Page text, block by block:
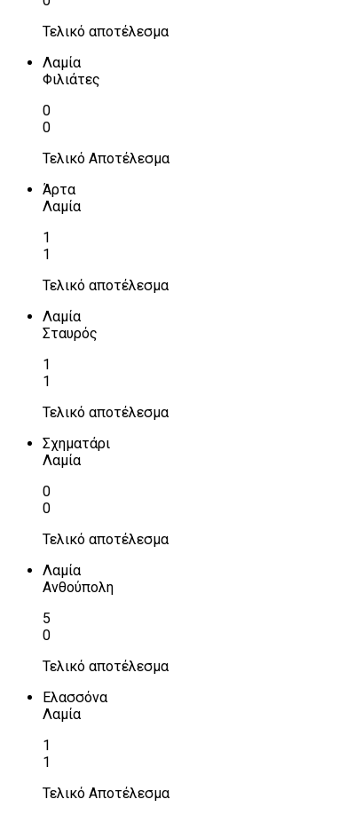
Τελικό αποτέλεσμα
Λαμία
Φιλιάτες
0
0
Τελικό Αποτέλεσμα
Άρτα
Λαμία
1
1
Τελικό αποτέλεσμα
Λαμία
Σταυρός
1
1
Τελικό αποτέλεσμα
Σχηματάρι
Λαμία
0
0
Τελικό αποτέλεσμα
Λαμία
Ανθούπολη
5
0
Τελικό αποτέλεσμα
Ελασσόνα
Λαμία
1
1
Τελικό Αποτέλεσμα